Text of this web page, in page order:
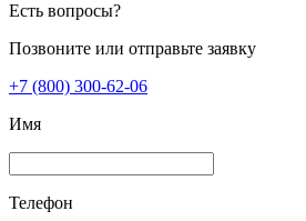
Есть вопросы?
Позвоните или отправьте заявку
+7 (800) 300-62-06
Имя
Телефон